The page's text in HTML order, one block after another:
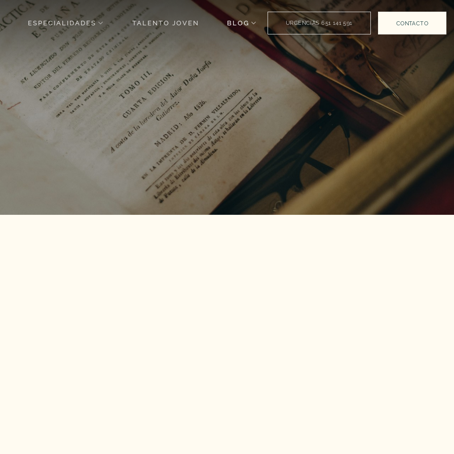
ESPECIALIDADES TALENTO JOVEN BLOG URGENCIAS 651 141 591 CONTACTO